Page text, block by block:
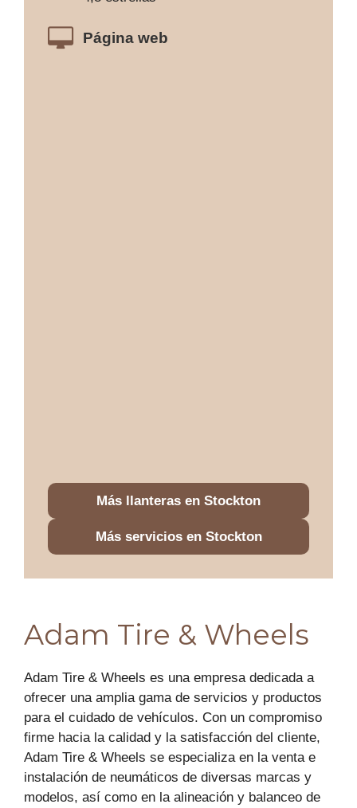
Página web
Más llanteras en Stockton
Más servicios en Stockton
Adam Tire & Wheels
Adam Tire & Wheels es una empresa dedicada a
ofrecer una amplia gama de servicios y productos
para el cuidado de vehículos. Con un compromiso
firme hacia la calidad y la satisfacción del cliente,
Adam Tire & Wheels se especializa en la venta e
instalación de neumáticos de diversas marcas y
modelos, así como en la alineación y balanceo de